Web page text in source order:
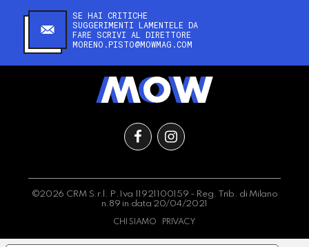
SE HAI CRITICHE
SUGGERIMENTI LAMENTELE DA
FARE SCRIVI AL DIRETTORE
MORENO.PISTO@MOWMAG.COM
©2026 CRM S.r.l. P.Iva 11921100159 - Reg. Trib. di Milano
n.89 in data 20/04/2021
CHI SIAMO PRIVACY